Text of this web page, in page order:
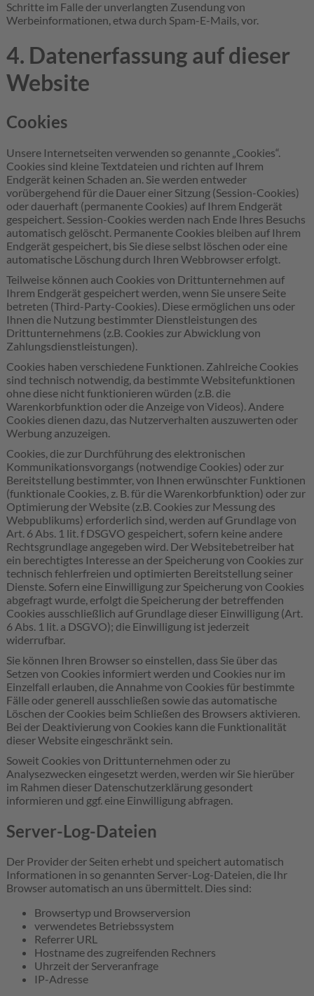
Schritte im Falle der unverlangten Zusendung von
Werbeinformationen, etwa durch Spam-E-Mails, vor.
4. Datenerfassung auf dieser
Website
Cookies
Unsere Internetseiten verwenden so genannte „Cookies“.
Cookies sind kleine Textdateien und richten auf Ihrem
Endgerät keinen Schaden an. Sie werden entweder
vorübergehend für die Dauer einer Sitzung (Session-Cookies)
oder dauerhaft (permanente Cookies) auf Ihrem Endgerät
gespeichert. Session-Cookies werden nach Ende Ihres Besuchs
automatisch gelöscht. Permanente Cookies bleiben auf Ihrem
Endgerät gespeichert, bis Sie diese selbst löschen oder eine
automatische Löschung durch Ihren Webbrowser erfolgt.
Teilweise können auch Cookies von Drittunternehmen auf
Ihrem Endgerät gespeichert werden, wenn Sie unsere Seite
betreten (Third-Party-Cookies). Diese ermöglichen uns oder
Ihnen die Nutzung bestimmter Dienstleistungen des
Drittunternehmens (z.B. Cookies zur Abwicklung von
Zahlungsdienstleistungen).
Cookies haben verschiedene Funktionen. Zahlreiche Cookies
sind technisch notwendig, da bestimmte Websitefunktionen
ohne diese nicht funktionieren würden (z.B. die
Warenkorbfunktion oder die Anzeige von Videos). Andere
Cookies dienen dazu, das Nutzerverhalten auszuwerten oder
Werbung anzuzeigen.
Cookies, die zur Durchführung des elektronischen
Kommunikationsvorgangs (notwendige Cookies) oder zur
Bereitstellung bestimmter, von Ihnen erwünschter Funktionen
(funktionale Cookies, z. B. für die Warenkorbfunktion) oder zur
Optimierung der Website (z.B. Cookies zur Messung des
Webpublikums) erforderlich sind, werden auf Grundlage von
Art. 6 Abs. 1 lit. f DSGVO gespeichert, sofern keine andere
Rechtsgrundlage angegeben wird. Der Websitebetreiber hat
ein berechtigtes Interesse an der Speicherung von Cookies zur
technisch fehlerfreien und optimierten Bereitstellung seiner
Dienste. Sofern eine Einwilligung zur Speicherung von Cookies
abgefragt wurde, erfolgt die Speicherung der betreffenden
Cookies ausschließlich auf Grundlage dieser Einwilligung (Art.
6 Abs. 1 lit. a DSGVO); die Einwilligung ist jederzeit
widerrufbar.
Sie können Ihren Browser so einstellen, dass Sie über das
Setzen von Cookies informiert werden und Cookies nur im
Einzelfall erlauben, die Annahme von Cookies für bestimmte
Fälle oder generell ausschließen sowie das automatische
Löschen der Cookies beim Schließen des Browsers aktivieren.
Bei der Deaktivierung von Cookies kann die Funktionalität
dieser Website eingeschränkt sein.
Soweit Cookies von Drittunternehmen oder zu
Analysezwecken eingesetzt werden, werden wir Sie hierüber
im Rahmen dieser Datenschutzerklärung gesondert
informieren und ggf. eine Einwilligung abfragen.
Server-Log-Dateien
Der Provider der Seiten erhebt und speichert automatisch
Informationen in so genannten Server-Log-Dateien, die Ihr
Browser automatisch an uns übermittelt. Dies sind:
Browsertyp und Browserversion
verwendetes Betriebssystem
Referrer URL
Hostname des zugreifenden Rechners
Uhrzeit der Serveranfrage
IP-Adresse